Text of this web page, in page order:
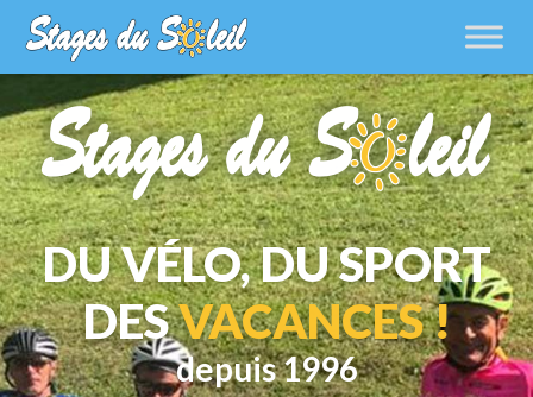
DU VÉLO, DU SPORT
DESVACANCES !
depuis 1996